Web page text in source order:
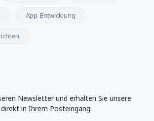
App-Entwicklung
Newsletter und erhalten Sie unsere
in Ihrem Posteingang.